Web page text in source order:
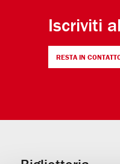
Iscriviti
RESTA IN